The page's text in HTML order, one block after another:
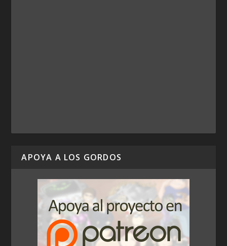
APOYA A LOS GORDOS